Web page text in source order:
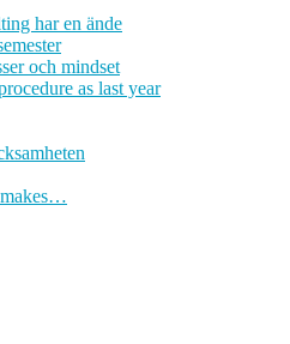
har en ände
och mindset
as last year
makes…